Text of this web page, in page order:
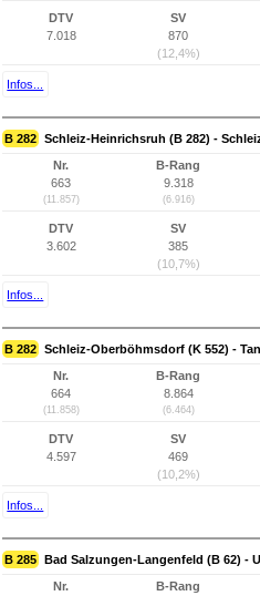
DTV
7.018
SV
870
(12,4%)
Infos...
B 282 Schleiz-Heinrichsruh (B 282) -
Nr.
663
(11.857)
B-Rang
9.318
(6.916)
DTV
3.602
SV
385
(10,7%)
Infos...
B 282 Schleiz-Oberböhmsdorf (K 552) -
Nr.
664
(11.858)
B-Rang
8.864
(6.464)
DTV
4.597
SV
469
(10,2%)
Infos...
B 285 Bad Salzungen-Langenfeld (B 62) -
Nr.
B-Rang